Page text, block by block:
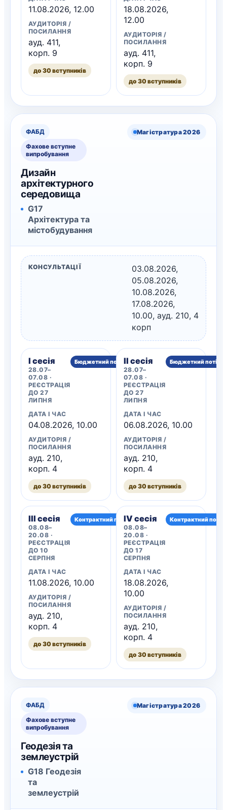
11.08.2026, 12.00
АУДИТОРІЯ /
ПОСИЛАННЯ
ауд. 411,
корп. 9
до 30 вступників
18.08.2026,
12.00
АУДИТОРІЯ /
ПОСИЛАННЯ
ауд. 411,
корп. 9
до 30 вступників
ФАБД
Фахове вступне
випробування
Дизайн
архітектурного
середовища
G17
Архітектура та
містобудування
Магістратура 2026
КОНСУЛЬТАЦІЇ
03.08.2026,
05.08.2026,
10.08.2026,
17.08.2026,
10.00, ауд. 210, 4
корп
I сесія
28.07–
07.08 ·
РЕЄСТРАЦІЯ
ДО 27
ЛИПНЯ
Бюджетний потік
ДАТА І ЧАС
04.08.2026, 10.00
АУДИТОРІЯ /
ПОСИЛАННЯ
ауд. 210,
корп. 4
до 30 вступників
II сесія
28.07–
07.08 ·
РЕЄСТРАЦІЯ
ДО 27
ЛИПНЯ
Бюджетний потік
ДАТА І ЧАС
06.08.2026, 10.00
АУДИТОРІЯ /
ПОСИЛАННЯ
ауд. 210,
корп. 4
до 30 вступників
III сесія
08.08–
20.08 ·
РЕЄСТРАЦІЯ
ДО 10
СЕРПНЯ
Контрактний потік
ДАТА І ЧАС
11.08.2026, 10.00
АУДИТОРІЯ /
ПОСИЛАННЯ
ауд. 210,
корп. 4
до 30 вступників
IV сесія
08.08–
20.08 ·
РЕЄСТРАЦІЯ
ДО 17
СЕРПНЯ
Контрактний потік
ДАТА І ЧАС
18.08.2026,
10.00
АУДИТОРІЯ /
ПОСИЛАННЯ
ауд. 210,
корп. 4
до 30 вступників
ФАБД
Фахове вступне
випробування
Геодезія та
землеустрій
G18 Геодезія
та
землеустрій
Магістратура 2026